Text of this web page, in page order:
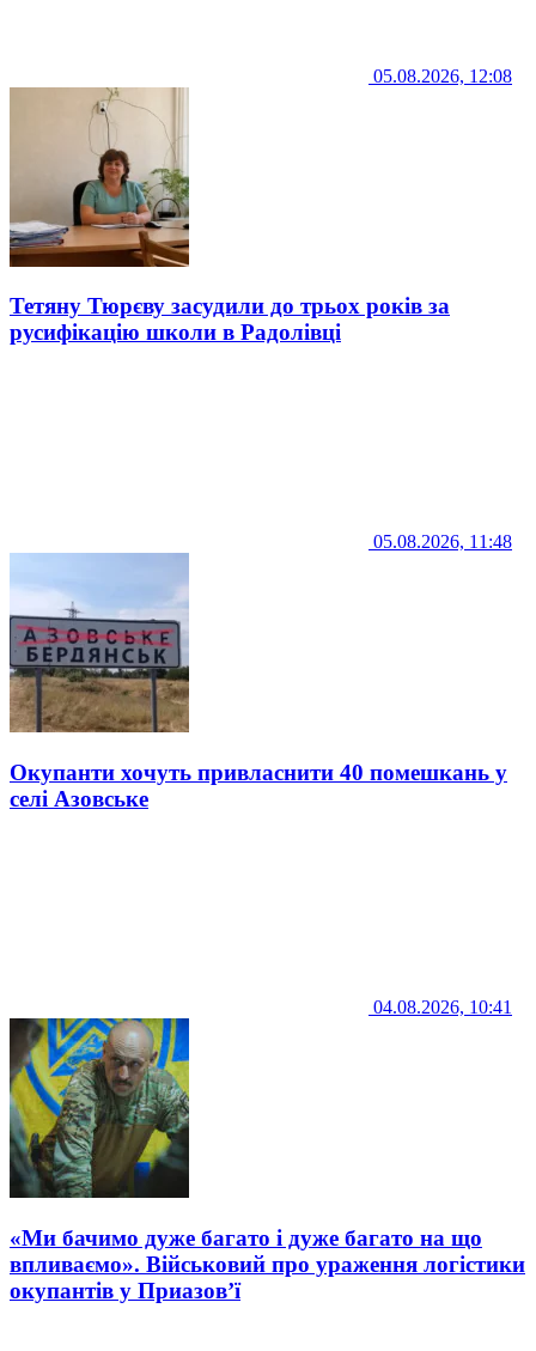
05.08.2026, 12:08
Тетяну Тюрєву засудили до трьох років за
русифікацію школи в Радолівці
05.08.2026, 11:48
Окупанти хочуть привласнити 40 помешкань у
селі Азовське
04.08.2026, 10:41
«Ми бачимо дуже багато і дуже багато на що
впливаємо». Військовий про ураження логістики
окупантів у Приазов’ї